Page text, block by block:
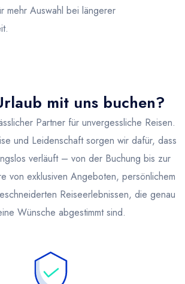
mehr Auswahl bei längerer
mit uns buchen?
Partner für unvergessliche Reisen.
und Leidenschaft sorgen wir dafür, dass
verläuft – von der Buchung bis zur
von exklusiven Angeboten, persönlichem
Reiseerlebnissen, die genau
Wünsche abgestimmt sind.